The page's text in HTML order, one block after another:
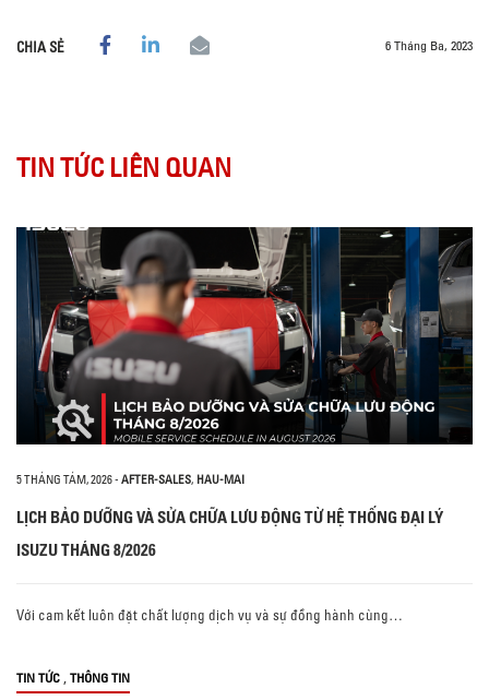
CHIA SẺ 6 Tháng Ba, 2023
TIN TỨC LIÊN QUAN
5 THÁNG TÁM, 2026- AFTER-SALES, HAU-MAI
LỊCH BẢO DƯỠNG VÀ SỬA CHỮA LƯU ĐỘNG TỪ HỆ THỐNG ĐẠI LÝ
ISUZU THÁNG 8/2026
Với cam kết luôn đặt chất lượng dịch vụ và sự đồng hành cùng…
TIN TỨC , THÔNG TIN